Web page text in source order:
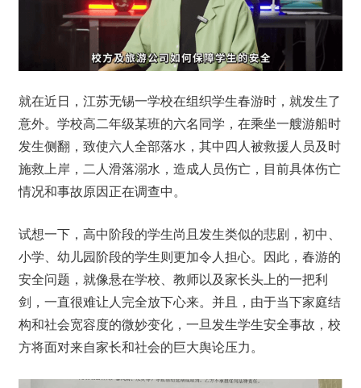
就在近日，江苏无锡一学校在组织学生春游时，就发生了
意外。学校高二年级某班的六名同学，在乘坐一艘游船时
发生侧翻，致使六人全部落水，其中四人被救援人员及时
施救上岸，二人滑落溺水，造成人员伤亡，目前具体伤亡
情况和事故原因正在调查中。
试想一下，高中阶段的学生尚且发生类似的悲剧，初中、
小学、幼儿园阶段的学生则更加令人担心。因此，春游的
安全问题，就像悬在学校、教师以及家长头上的一把利
剑，一直很难让人完全放下心来。并且，由于当下家庭结
构和社会宽容度的微妙变化，一旦发生学生安全事故，校
方将面对来自家长和社会的巨大舆论压力。